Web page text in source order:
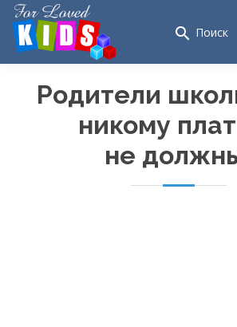
search Поиск
Родители
никому
не